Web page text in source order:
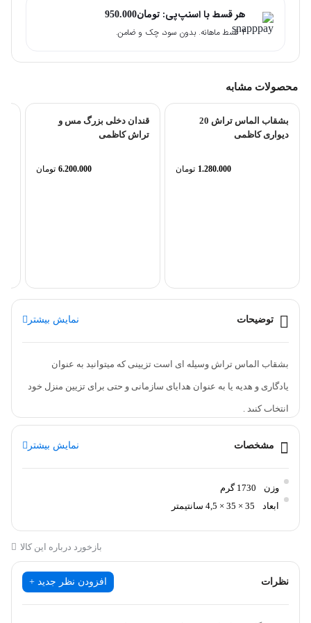
هر قسط با اسنپ‌پی: تومان950.000
۴ قسط ماهانه. بدون سود، چک و ضامن.
محصولات مشابه
بشقاب الماس تراش 20
دیواری کاظمی
تومان 1.280.000
قندان دخلی بزرگ مس و
تراش کاظمی
تومان 6.200.000
توضیحات نمایش بیشتر
بشقاب الماس تراش وسیله ای است تزیینی که میتوانید به عنوان
یادگاری و هدیه یا به عنوان هدایای سازمانی و حتی برای تزیین منزل خود
انتخاب کنید .
توسط قاب و صفحه ای از جنس شیشه محافظت میشوند .
نگهداری : محصول را باید از آب ، ضربه ، گرما و نور خورشید دور نگه دارید
ورقه از کارخانه مس به صورت مستطیلی شکل وارد کارگاه خم کاری
میشود.
مشخصات نمایش بیشتر
وزن
1730 گرم
ابعاد
35 × 35 × 4,5 سانتیمتر
بازخورد درباره این کالا
نظرات افزودن نظر جدید +